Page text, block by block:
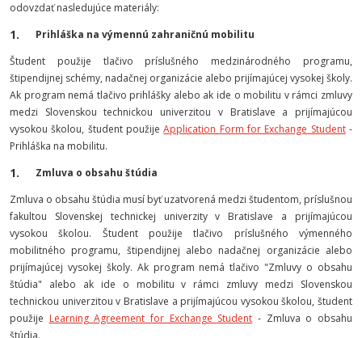
odovzdať nasledujúce materiály:
Prihláška na výmennú zahraničnú mobilitu
Študent použije tlačivo príslušného medzinárodného programu,
štipendijnej schémy, nadačnej organizácie alebo prijímajúcej vysokej školy.
Ak program nemá tlačivo prihlášky alebo ak ide o mobilitu v rámci zmluvy
medzi Slovenskou technickou univerzitou v Bratislave a prijímajúcou
vysokou školou, študent použijeApplication Form for Exchange Student-
Prihláška na mobilitu.
Zmluva o obsahu štúdia
Zmluva o obsahu štúdia musí byť uzatvorená medzi študentom, príslušnou
fakultou Slovenskej technickej univerzity v Bratislave a prijímajúcou
vysokou školou. Študent použije tlačivo príslušného výmenného
mobilitného programu, štipendijnej alebo nadačnej organizácie alebo
prijímajúcej vysokej školy. Ak program nemá tlačivo "Zmluvy o obsahu
štúdia" alebo ak ide o mobilitu v rámci zmluvy medzi Slovenskou
technickou univerzitou v Bratislave a prijímajúcou vysokou školou, študent
použije Learning Agreement for Exchange Student - Zmluva o obsahu
štúdia.